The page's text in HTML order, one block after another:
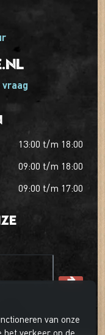
vraag
13:00 t/m 18:00
09:00 t/m 18:00
09:00 t/m 17:00
van onze
het verkeer op de